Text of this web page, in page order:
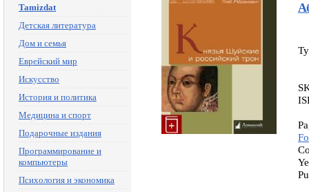
Tamizdat
Детская литература
Дом и семья
Еврейский мир
Искусство
История и политика
Медицина и спорт
Подарочные издания
Программирование и
компьютеры
Психология и экономика